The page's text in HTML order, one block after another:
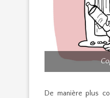
De manière plus